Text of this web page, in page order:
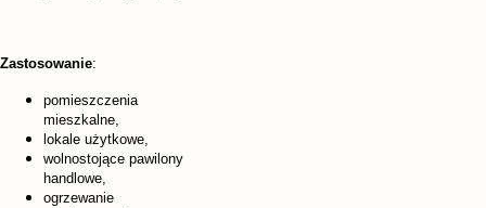
Zastosowanie:
pomieszczenia
mieszkalne,
lokale użytkowe,
wolnostojące pawilony
handlowe,
ogrzewanie